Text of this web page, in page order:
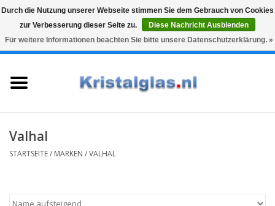
Snelle levering
Graveren
0 Artikel - €0,00
Karaffen
Valhal
STARTSEITE/ MARKEN /VALHAL
Durch die Nutzung unserer Webseite stimmen Sie dem Gebrauch von Cookies
zur Verbesserung dieser Seite zu.
Diese Nachricht Ausblenden
Für weitere Informationen beachten Sie bitte unsere Datenschutzerklärung. »